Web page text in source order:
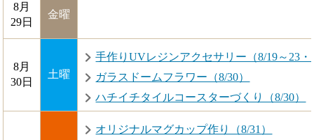
8月
29日
金曜
8月
30日
土曜
手作りUVレジンアクセサリー（8/19～23・
ガラスドームフラワー（8/30）
ハチイチタイルコースターづくり（8/30）
オリジナルマグカップ作り（8/31）